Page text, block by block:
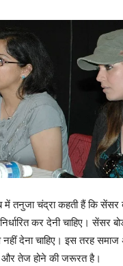
तनुजा चंद्रा कहती हैं कि सेंसर
कर देनी चाहिए। सेंसर
देना चाहिए। इस तरह समाज
और तेज होने की जरूरत है।